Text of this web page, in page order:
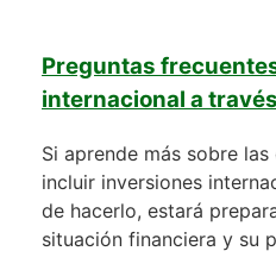
Preguntas
internacional a
Si aprende más sobre las
incluir inversiones
de hacerlo, estará
situación financiera y su